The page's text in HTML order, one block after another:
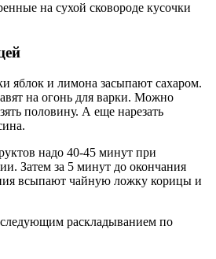
на сухой сковороде кусочки
яблок и лимона засыпают сахаром.
на огонь для варки. Можно
половину. А еще нарезать
надо 40-45 минут при
Затем за 5 минут до окончания
всыпают чайную ложку корицы и
раскладыванием по